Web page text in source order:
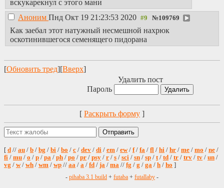
вскукарекнул с этого мани
Аноним Пнд Окт 19 21:23:53 2020 №109769
Как заебал этот натужный несмешной нахрюк
оскотинившегося семенящего пидорана
[Обновить тред][Вверх]
Удалить пост
Пароль
[ Раскрыть форму ]
[ d // au / b / bg / bi / bo / c / dev / di / em / ew/ f/ fa / fl / hi / hr / me / mo / ne /
fi / mu / o / p / pa / ph / po / pr / psy / r / s / sci / sn / sp / t/ td / tr / trv / tv / un /
vg / w/ wh / wm / wp // aa / a / fd / ja / ma // fg / g / ga / h / ho ]
- pihaba 3.1 build + futaba + futallaby -